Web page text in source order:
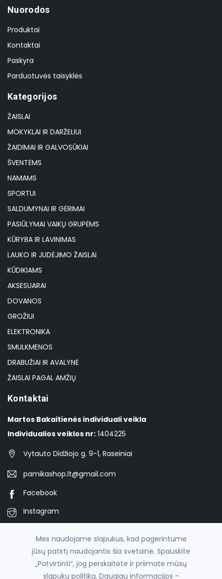
Nuorodos
Produktai
Kontaktai
Paskyra
Parduotuvės taisyklės
Kategorijos
ŽAISLAI
MOKYKLAI IR DARŽELIUI
ŽAIDIMAI IR GALVOSŪKIAI
ŠVENTĖMS
NAMAMS
SPORTUI
SALDUMYNAI IR GĖRIMAI
PASIŪLYMAI VAIKŲ GRUPĖMS
KŪRYBA IR LAVINIMAS
LAUKO IR JUDĖJIMO ŽAISLAI
KŪDIKIAMS
AKSESUARAI
DOVANOS
GROŽIUI
ELEKTRONIKA
SMULKMENOS
DRABUŽIAI IR AVALYNĖ
ŽAISLAI PAGAL AMŽIŲ
Kontaktai
Martos Bakaitienės individuali veikla
Individualios veiklos nr: 1404225
Vytauto Didžiojo g. 9-1, Raseiniai
pamikashop.lt@gmail.com
Facebook
Instagram
© 2026Pamika
Mes naudojame slapukus, kad pagerintume
jūsų patirtį naudojantis šia svetaine. Spauskite
„Patvirtinti“, jog perskaitėte ir priimate mūsų
slapukų politiką. Daugiau informacijos -